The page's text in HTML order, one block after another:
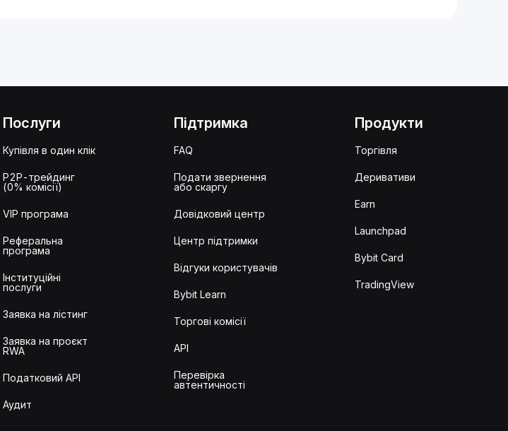
Послуги
Купівля в один клік
P2P-трейдинг
(0% комісії)
VIP програма
Реферальна
програма
Інституційні
послуги
Заявка на лістинг
Заявка на проєкт
RWA
Податковий API
Аудит
Підтримка
FAQ
Подати звернення
або скаргу
Довідковий центр
Центр підтримки
Відгуки користувачів
Bybit Learn
Торгові комісії
API
Перевірка
автентичності
Продукти
Торгівля
Деривативи
Earn
Launchpad
Bybit Card
TradingView